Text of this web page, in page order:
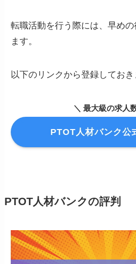
転職活動を行う際には、早め
ます。
以下のリンクから登録しておき
＼ 最大級の求人
PTOT人材バンク公
PTOT人材バンクの評判